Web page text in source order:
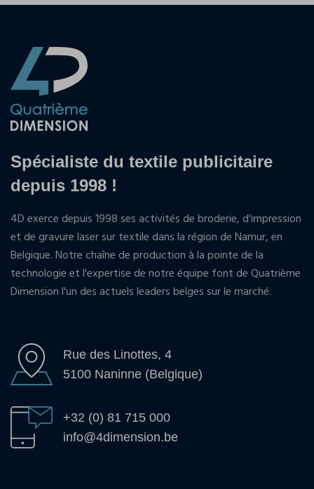
Spécialiste du textile publicitaire
depuis 1998 !
4D exerce depuis 1998 ses activités de broderie, d'impression
et de gravure laser sur textile dans la région de Namur, en
Belgique. Notre chaîne de production à la pointe de la
technologie et l'expertise de notre équipe font de Quatrième
Dimension l'un des actuels leaders belges sur le marché.
Rue des Linottes, 4
5100 Naninne (Belgique)
+32 (0) 81 715 000
info@4dimension.be